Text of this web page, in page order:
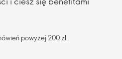
powyżej 200 zł.